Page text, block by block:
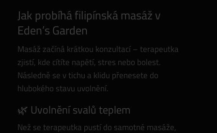
Jak probíhá filipínská masáž v
Eden’s Garden
Masáž začíná krátkou konzultací – terapeutka
zjistí, kde cítíte napětí, stres nebo bolest.
Následně se v tichu a klidu přenesete do
hlubokého stavu uvolnění.
🌿 Uvolnění svalů teplem
Než se terapeutka pustí do samotné masáže,